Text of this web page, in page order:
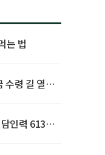
는 법
수령 길 열린
인력 613명